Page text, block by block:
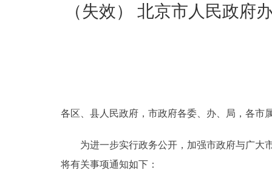
政务公开
政务服务
（失效） 北京市人民政府
各区、县人民政府，市政府各委、办、局，各市
为进一步实行政务公开，加强市政府与广大市
将有关事项通知如下：